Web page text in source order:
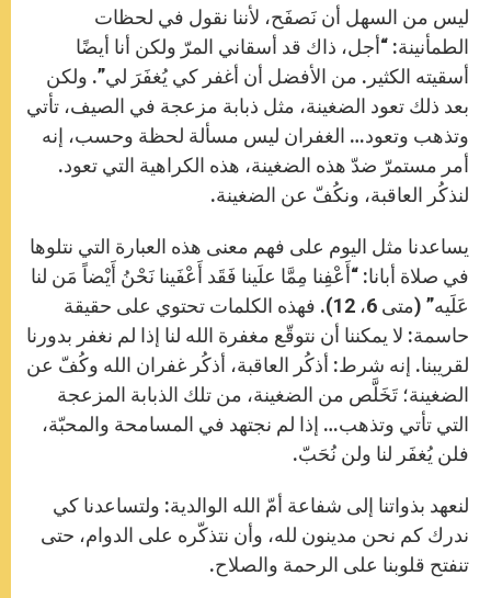
ليس من السهل أن نَصفَح، لأننا نقول في لحظات
الطمأنينة: “أجل، ذاك قد أسقاني المرّ ولكن أنا أيضًا
أسقيته الكثير. من الأفضل أن أغفر كي يُغفَرَ لي”. ولكن
بعد ذلك تعود الضغينة، مثل ذبابة مزعجة في الصيف، تأتي
وتذهب وتعود… الغفران ليس مسألة لحظة وحسب، إنه
أمر مستمرّ ضدّ هذه الضغينة، هذه الكراهية التي تعود.
لنذكُر العاقبة، ونكُفّ عن الضغينة.
يساعدنا مثل اليوم على فهم معنى هذه العبارة التي نتلوها
في صلاة أبانا: “أَعْفِنا مِمَّا علَينا فَقَد أَعْفَينا نَحْنُ أَيْضاً مَن لنا
عَلَيه” (متى 6، 12). فهذه الكلمات تحتوي على حقيقة
حاسمة: لا يمكننا أن نتوقّع مغفرة الله لنا إذا لم نغفر بدورنا
لقريبنا. إنه شرط: أذكُر العاقبة، أذكُر غفران الله وكُفّ عن
الضغينة؛ تَخَلَّص من الضغينة، من تلك الذبابة المزعجة
التي تأتي وتذهب… إذا لم نجتهد في المسامحة والمحبّة،
فلن يُغفَر لنا ولن نُحَبّ.
لنعهد بذواتنا إلى شفاعة أمّ الله الوالدية: ولتساعدنا كي
ندرك كم نحن مدينون لله، وأن نتذكّره على الدوام، حتى
تنفتح قلوبنا على الرحمة والصلاح.